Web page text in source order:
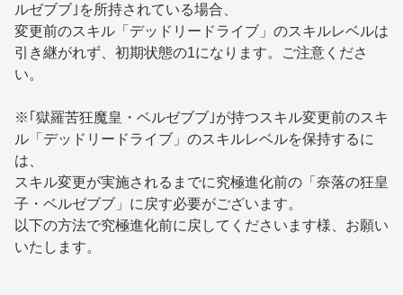
ルゼブブ｣を所持されている場合、
変更前のスキル「デッドリードライブ」のスキルレベルは
引き継がれず、初期状態の1になります。ご注意くださ
い。
※｢獄羅苦狂魔皇・ベルゼブブ｣が持つスキル変更前のスキ
ル「デッドリードライブ」のスキルレベルを保持するに
は、
スキル変更が実施されるまでに究極進化前の「奈落の狂皇
子・ベルゼブブ」に戻す必要がございます。
以下の方法で究極進化前に戻してくださいます様、お願い
いたします。